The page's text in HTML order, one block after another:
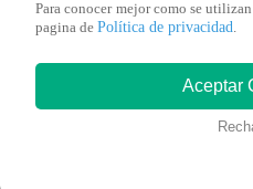
interesar
Para conocer mejor como se
pagina de Política de privacidad.
Aceptar